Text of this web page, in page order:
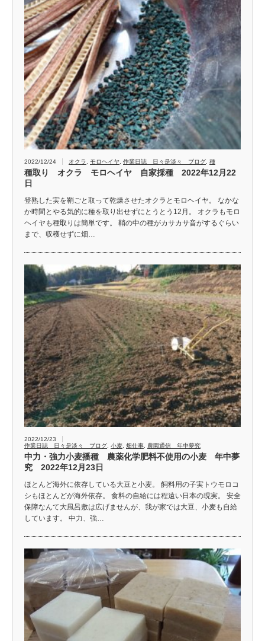
2022/12/24 オクラ モロヘイヤ 作業日誌 日々是淡々 ブログ 種
種取り オクラ モロヘイヤ 自家採種 2022年12月22
日
登熟した実を鞘ごと取って乾燥させたオクラとモロヘイヤ。 なかな
か時間とやる気的に種を取り出せずにとうとう12月。 オクラもモロ
ヘイヤも種取りは簡単です。 鞘の中の種がカサカサ音がするぐらい
まで、収穫せずに畑…
2022/12/23
作業日誌 日々是淡々 ブログ 小麦 畑仕事 農園通信 年中夢究
中力・強力小麦播種 農薬化学肥料不使用の小麦 年中夢
究 2022年12月23日
ほとんど海外に依存している大豆と小麦。 飼料用の子実トウモロコ
シもほとんどが海外依存。 食料の自給には程遠い日本の現実。 安全
保障なんて大風呂敷は広げませんが、我が家では大豆、小麦も自給
しています。 中力、強…